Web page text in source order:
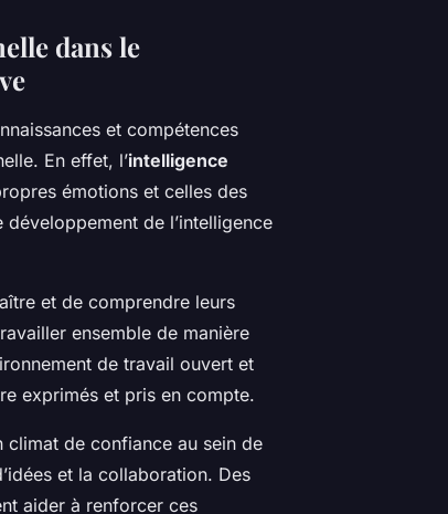
dans le
et compétences
En effet, l’intelligence
émotions et celles des
de l’intelligence
et de comprendre leurs
ensemble de manière
de travail ouvert et
exprimés et pris en compte.
climat de confiance au sein de
et la collaboration. Des
aider à renforcer ces